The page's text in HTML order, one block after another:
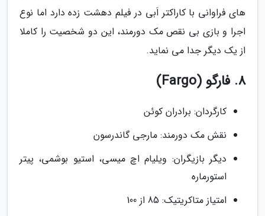
های فراوانی با کاراکتر اَبی در فیلم دهشت زده دارد اما نوع
اجرا و بازی بی نقص مک دورمند، این دو شخصیت را کاملا
از یک دیگر جدا می نماید.
8. فارگو (Fargo)
کارگردان: برادران کوئن
نقش مک دورمند: مارجی گاندرسون
دیگر بازیگران: ویلیام اچ میسی، استیو بوشمی، پیتر
استورماره
امتیاز متاکریتیک: 85 از 100